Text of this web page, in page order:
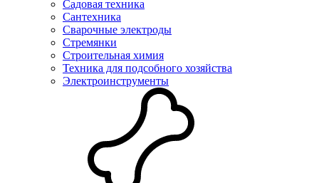
Садовая техника
Сантехника
Сварочные электроды
Стремянки
Строительная химия
Техника для подсобного хозяйства
Электроинструменты